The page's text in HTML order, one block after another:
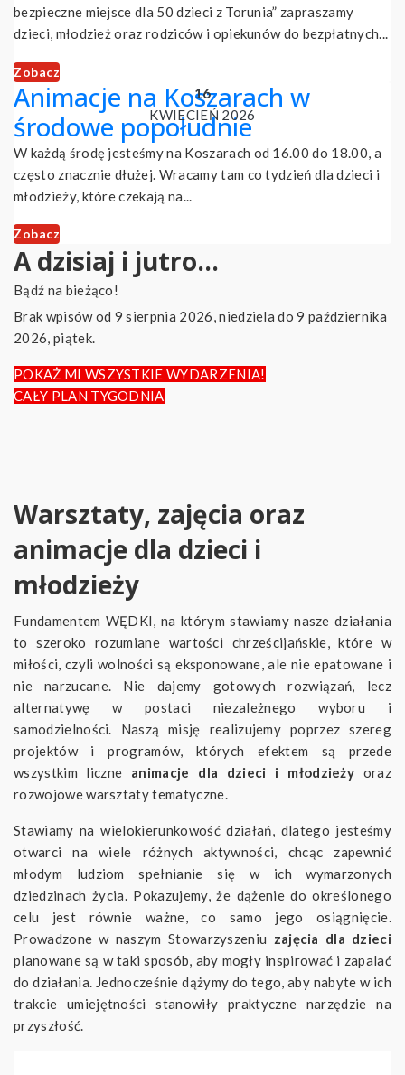
bezpieczne miejsce dla 50 dzieci z Torunia” zapraszamy
dzieci, młodzież oraz rodziców i opiekunów do bezpłatnych...
Zobacz
16
KWIECIEŃ 2026
Animacje na Koszarach w
środowe popołudnie
W każdą środę jesteśmy na Koszarach od 16.00 do 18.00, a
często znacznie dłużej. Wracamy tam co tydzień dla dzieci i
młodzieży, które czekają na...
Zobacz
A dzisiaj i jutro...
Bądź na bieżąco!
Brak wpisów od 9 sierpnia 2026, niedziela do 9 października
2026, piątek.
POKAŻ MI WSZYSTKIE WYDARZENIA!
CAŁY PLAN TYGODNIA
Warsztaty, zajęcia oraz
animacje dla dzieci i
młodzieży
Fundamentem WĘDKI, na którym stawiamy nasze działania
to szeroko rozumiane wartości chrześcijańskie, które w
miłości, czyli wolności są eksponowane, ale nie epatowane i
nie narzucane. Nie dajemy gotowych rozwiązań, lecz
alternatywę w postaci niezależnego wyboru i
samodzielności. Naszą misję realizujemy poprzez szereg
projektów i programów, których efektem są przede
wszystkim liczne animacje dla dzieci i młodzieży oraz
rozwojowe warsztaty tematyczne.
Stawiamy na wielokierunkowość działań, dlatego jesteśmy
otwarci na wiele różnych aktywności, chcąc zapewnić
młodym ludziom spełnianie się w ich wymarzonych
dziedzinach życia. Pokazujemy, że dążenie do określonego
celu jest równie ważne, co samo jego osiągnięcie.
Prowadzone w naszym Stowarzyszeniu zajęcia dla dzieci
planowane są w taki sposób, aby mogły inspirować i zapalać
do działania. Jednocześnie dążymy do tego, aby nabyte w ich
trakcie umiejętności stanowiły praktyczne narzędzie na
przyszłość.